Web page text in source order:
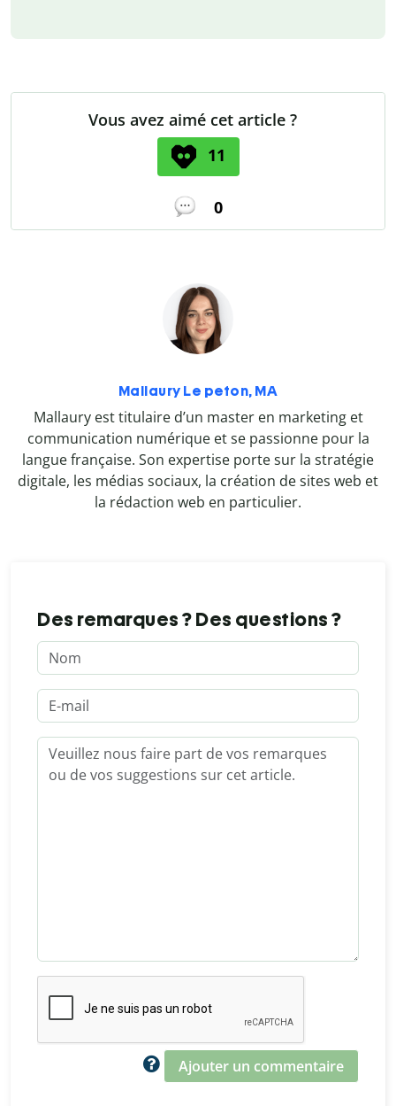
Vous avez aimé cet article ?
11
0
Mallaury Le peton, MA
Mallaury est titulaire d’un master en marketing et
communication numérique et se passionne pour la
langue française. Son expertise porte sur la stratégie
digitale, les médias sociaux, la création de sites web et
la rédaction web en particulier.
Des remarques ? Des questions ?
Ajouter un commentaire